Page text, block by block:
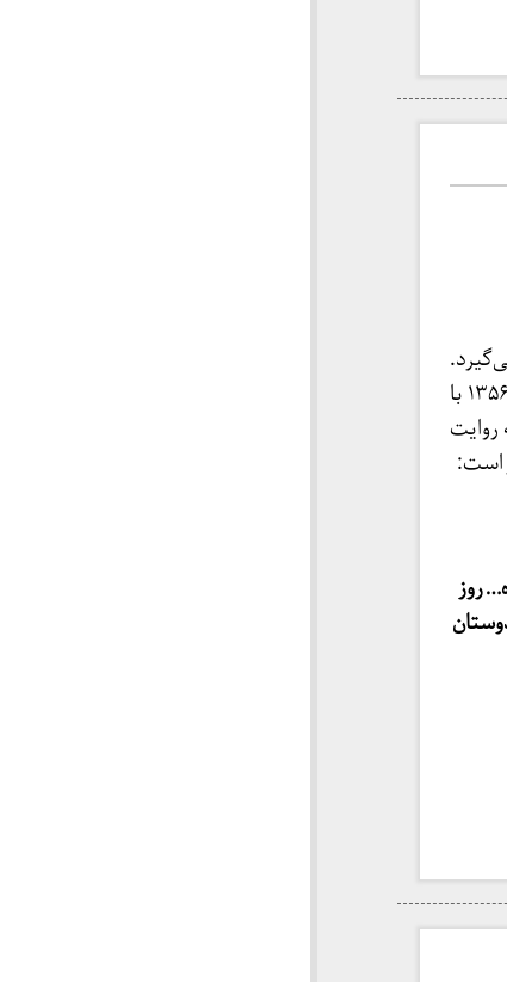
این مراسم به دعوت استاد محمدتقی شریعتی در مسجد ملاهاشم مشهد و به تاریخ ۷ تیر ۱۳۵۶ با
روز